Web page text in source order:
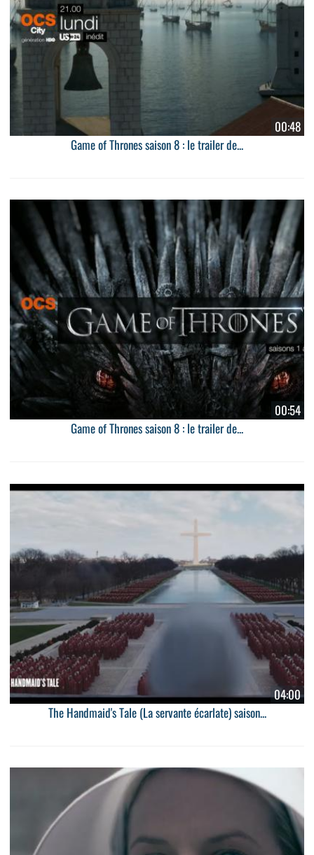
00:48
Game of Thrones saison 8 : le trailer de...
00:54
Game of Thrones saison 8 : le trailer de...
04:00
The Handmaid's Tale (La servante écarlate) saison...